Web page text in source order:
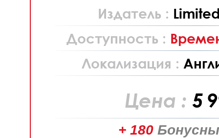
Издатель :
Доступность :
Локализация :
Цена : 5
+ 180